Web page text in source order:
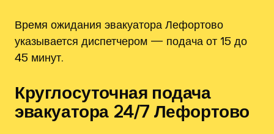
Время ожидания эвакуатора Лефортово
указывается диспетчером — подача от 15 до
45 минут.
Круглосуточная подача
эвакуатора 24/7 Лефортово